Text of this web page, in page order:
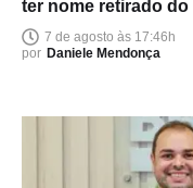
ter nome retirado
7 de agosto às 17:46h
por Daniele Mendonça